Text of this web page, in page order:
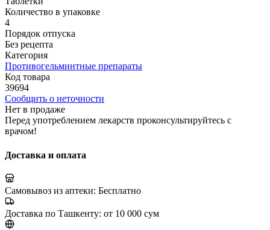
Количество в упаковке
4
Порядок отпуска
Без рецепта
Категория
Противогельминтные препараты
Код товара
39694
Сообщить о неточности
Нет в продаже
Перед употреблением лекарств проконсультируйтесь с
врачом!
Доставка и оплата
Самовывоз из аптеки: Бесплатно
Доставка по Ташкенту: от 10 000 сум